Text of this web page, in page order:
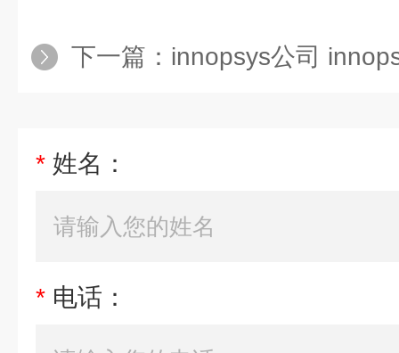
下一篇： innopsys公司
* 姓名：
* 电话：